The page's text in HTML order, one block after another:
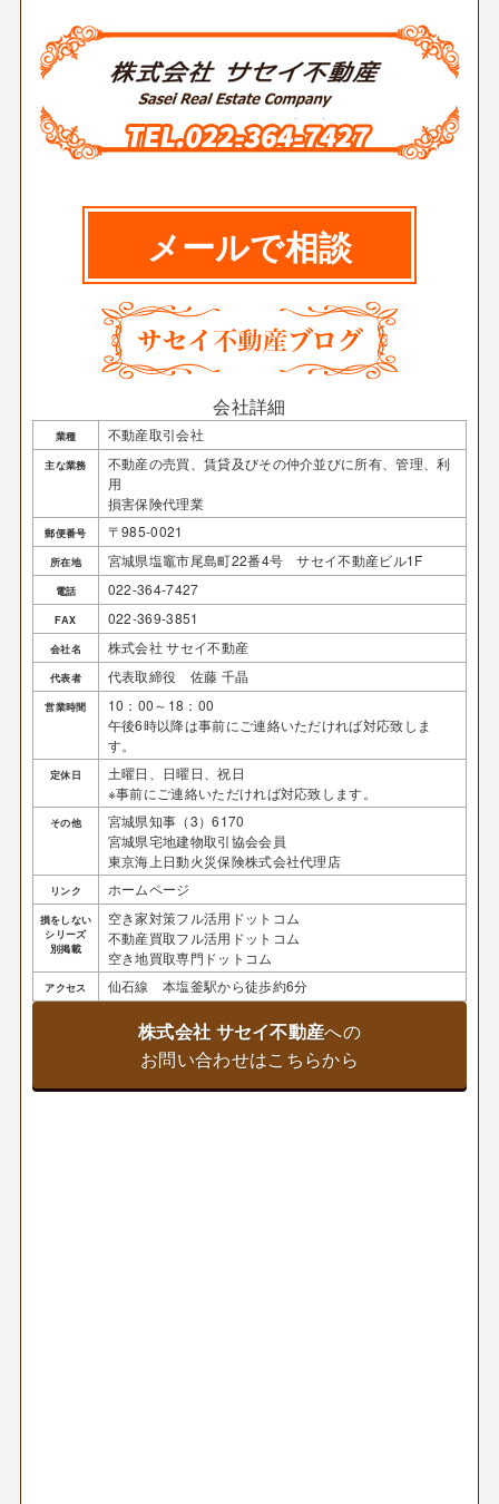
メールで相談
会社詳細
業種 不動産取引会社
主な業務
不動産の売買、賃貸及びその仲介並びに所有、管理、利
用
損害保険代理業
郵便番号 〒985-0021
所在地 宮城県塩竈市尾島町22番4号 サセイ不動産ビル1F
電話 022-364-7427
FAX 022-369-3851
会社名 株式会社 サセイ不動産
代表者 代表取締役 佐藤 千晶
営業時間
10：00～18：00
午後6時以降は事前にご連絡いただければ対応致しま
す。
定休日
土曜日、日曜日、祝日
※事前にご連絡いただければ対応致します。
その他
宮城県知事（3）6170
宮城県宅地建物取引協会会員
東京海上日動火災保険株式会社代理店
リンク ホームページ
損をしない
シリーズ
別掲載
空き家対策フル活用ドットコム
不動産買取フル活用ドットコム
空き地買取専門ドットコム
アクセス 仙石線 本塩釜駅から徒歩約6分
株式会社 サセイ不動産への
お問い合わせはこちらから